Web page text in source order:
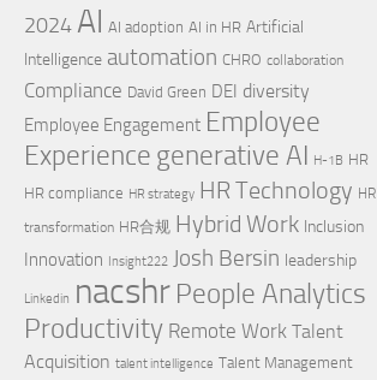
2024 AI AI adoption AI in HR Artificial
Intelligence automation CHRO collaboration
Compliance David Green DEI diversity
Employee Engagement Employee
Experience generative AI H-1B HR
HR compliance HR strategy HR Technology HR
transformation HR合规 Hybrid Work Inclusion
Innovation Insight222 Josh Bersin leadership
Linkedin nacshr People Analytics
Productivity Remote Work Talent
Acquisition talent intelligence Talent Management